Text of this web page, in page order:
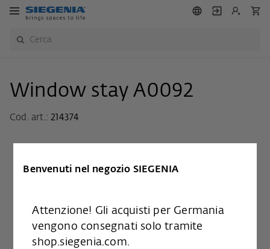
Window stay A0092
Cod. art.:214374
Benvenuti nel negozio SIEGENIA
Attenzione! Gli acquisti per Germania
vengono consegnati solo tramite
shop.siegenia.com.